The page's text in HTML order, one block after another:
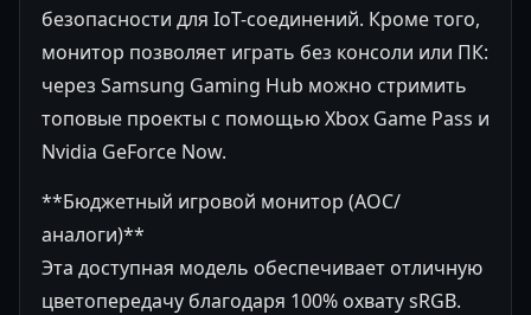
безопасности для IoT-соединений. Кроме того,
монитор позволяет играть без консоли или ПК:
через Samsung Gaming Hub можно стримить
топовые проекты с помощью Xbox Game Pass и
Nvidia GeForce Now.
**Бюджетный игровой монитор (AOC/
аналоги)**
Эта доступная модель обеспечивает отличную
цветопередачу благодаря 100% охвату sRGB.